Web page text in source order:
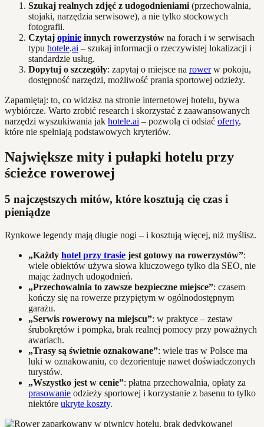
Szukaj realnych zdjęć z udogodnieniami (przechowalnia,
stojaki, narzędzia serwisowe), a nie tylko stockowych
fotografii.
Czytaj opinie innych rowerzystów na forach i w serwisach
typu hotele.ai – szukaj informacji o rzeczywistej lokalizacji i
standardzie usług.
Dopytuj o szczegóły: zapytaj o miejsce na rowerw pokoju,
dostępność narzędzi, możliwość prania sportowej odzieży.
Zapamiętaj: to, co widzisz na stronie internetowej hotelu, bywa
wybiórcze. Warto zrobić research i skorzystać z zaawansowanych
narzędzi wyszukiwania jak hotele.ai – pozwolą ci odsiać oferty,
które nie spełniają podstawowych kryteriów.
Największe mity i pułapki hotelu przy
ścieżce rowerowej
5 najczęstszych mitów, które kosztują cię czas i
pieniądze
Rynkowe legendy mają długie nogi – i kosztują więcej, niż myślisz.
„Każdy hotel przy trasie jest gotowy na rowerzystów”:
wiele obiektów używa słowa kluczowego tylko dla SEO, nie
mając żadnych udogodnień.
„Przechowalnia to zawsze bezpieczne miejsce”: czasem
kończy się na rowerze przypiętym w ogólnodostępnym
garażu.
„Serwis rowerowy na miejscu”: w praktyce – zestaw
śrubokrętów i pompka, brak realnej pomocy przy poważnych
awariach.
„Trasy są świetnie oznakowane”: wiele tras w Polsce ma
luki w oznakowaniu, co dezorientuje nawet doświadczonych
turystów.
„Wszystko jest w cenie”: płatna przechowalnia, opłaty za
prasowanie odzieży sportowej i korzystanie z basenu to tylko
niektóre ukryte koszty.